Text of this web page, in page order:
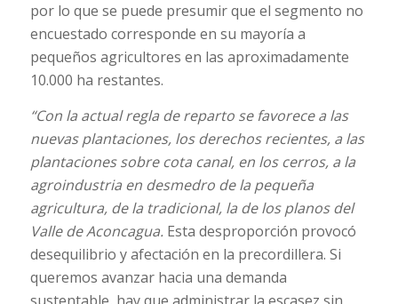
por lo que se puede presumir que el segmento no
encuestado corresponde en su mayoría a
pequeños agricultores en las aproximadamente
10.000 ha restantes.
“Con la actual regla de reparto se favorece a las
nuevas plantaciones, los derechos recientes, a las
plantaciones sobre cota canal, en los cerros, a la
agroindustria en desmedro de la pequeña
agricultura, de la tradicional, la de los planos del
Valle de Aconcagua. Esta desproporción provocó
desequilibrio y afectación en la precordillera. Si
queremos avanzar hacia una demanda